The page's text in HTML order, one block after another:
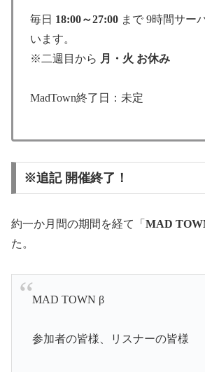
毎日 18:00～27:00 まで 9時間サー
います。
※二週目から 月・火 お休み
MadTown終了日：未定
※追記 開催終了！
約一か月間の期間を経て「 MAD
た。
MAD TOWN β
参加者の皆様、リスナーの皆様